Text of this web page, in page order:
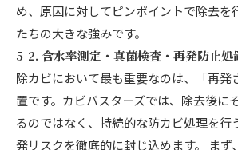
め、原因に対してピンポイントで除去を
たちの大きな強みです。
5-2. 含水率測定・真菌検査・再発防止処
除カビにおいて最も重要なのは、「再発
置です。カビバスターズでは、除去後に
るのではなく、持続的な防カビ処理を行
発リスクを徹底的に封じ込めます。 まず